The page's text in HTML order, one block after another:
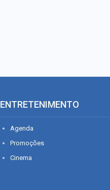
ENTRETENIMENTO
Agenda
Promoções
Cinema